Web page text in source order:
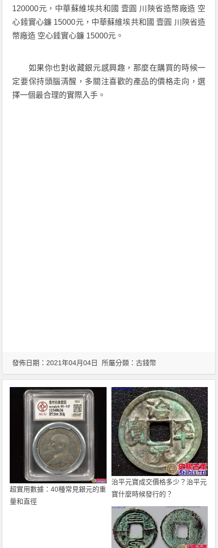
120000元，中華蘇維埃共和國 壹圓 川陝省造幣廠造 空
心錘實心鐮 15000元，中華蘇維埃共和國 壹圓 川陝省造
幣廠造 空心錘實心鐮 15000元。
如果你也對收藏銀元感興趣，那麼在購買的時候一
定要保持頭腦清醒，多關注喜歡的產品的價格走向，選
擇一個最合理的實際入手。
發佈日期：2021年04月04日 所屬分類：古錢幣
超實用數據：40種常見銀元的重
量和直徑
治平元寶成交價格多少？治平元
寶什麼時候發行的？